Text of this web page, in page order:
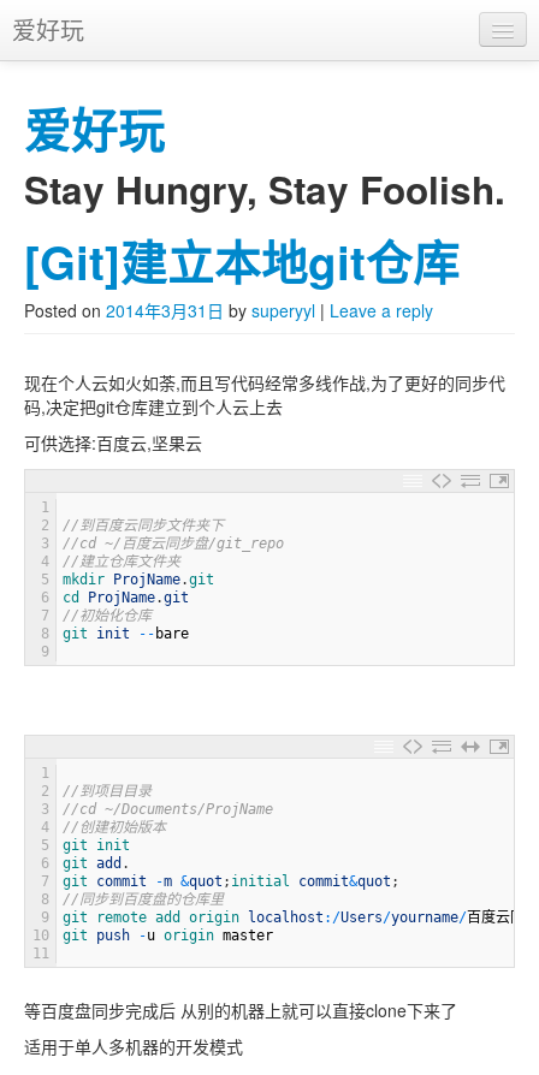
爱好玩
Stay Hungry, Stay Foolish.
Main menu
Skip to primary content
Skip to secondary content
爱好玩
APP
推广
[Git]建立本地git仓库
Posted on 2014年3月31日 by superyyl | Leave a reply
现在个人云如火如荼,而且写代码经常多线作战,为了更好的同步代
码,决定把git仓库建立到个人云上去
可供选择:百度云,坚果云
1
2
3
4
5
6
7
8
9
//到百度云同步文件夹下
//cd ~/百度云同步盘/git_repo
//建立仓库文件夹
mkdir
ProjName.git
cd
ProjName.git
//初始化仓库
git init -- bare
1
2
3
4
5
6
7
8
9
10
11
//到项目目录
//cd ~/Documents/ProjName
//创建初始版本
git init
git add .
git commit -m &quot ; initial commit&quot ;
//同步到百度盘的仓库里
git
remote add origin localhost : /Users/yourname/百度云同
git push -u origin master
等百度盘同步完成后 从别的机器上就可以直接clone下来了
适用于单人多机器的开发模式